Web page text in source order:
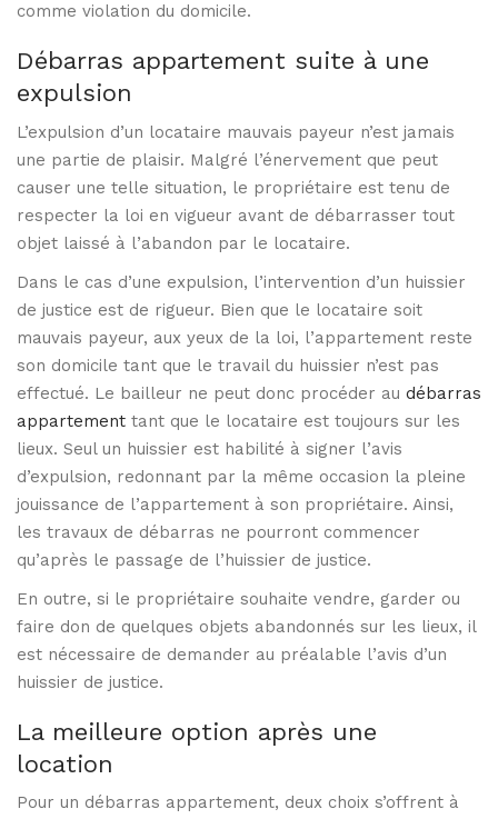
comme violation du domicile.
Débarras appartement suite à une
expulsion
L’expulsion d’un locataire mauvais payeur n’est jamais
une partie de plaisir. Malgré l’énervement que peut
causer une telle situation, le propriétaire est tenu de
respecter la loi en vigueur avant de débarrasser tout
objet laissé à l’abandon par le locataire.
Dans le cas d’une expulsion, l’intervention d’un huissier
de justice est de rigueur. Bien que le locataire soit
mauvais payeur, aux yeux de la loi, l’appartement reste
son domicile tant que le travail du huissier n’est pas
effectué. Le bailleur ne peut donc procéder au débarras
appartement tant que le locataire est toujours sur les
lieux. Seul un huissier est habilité à signer l’avis
d’expulsion, redonnant par la même occasion la pleine
jouissance de l’appartement à son propriétaire. Ainsi,
les travaux de débarras ne pourront commencer
qu’après le passage de l’huissier de justice.
En outre, si le propriétaire souhaite vendre, garder ou
faire don de quelques objets abandonnés sur les lieux, il
est nécessaire de demander au préalable l’avis d’un
huissier de justice.
La meilleure option après une
location
Pour un débarras appartement, deux choix s’offrent à